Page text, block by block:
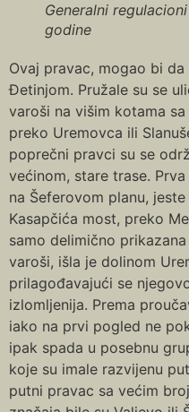
Generalni
godine
Ovaj pravac, mogao bi
Đetinjom. Pružale su se
varoši na višim kotama
preko Uremovca ili
poprečni pravci su se
većinom, stare trase.
na Šeferovom planu,
Kasapčića most, preko
samo delimično
varoši, išla je dolinom
prilagođavajući se
izlomljenija. Prema
iako na prvi pogled ne
ipak spada u posebnu
koje su imale razvijenu
putni pravac sa većim